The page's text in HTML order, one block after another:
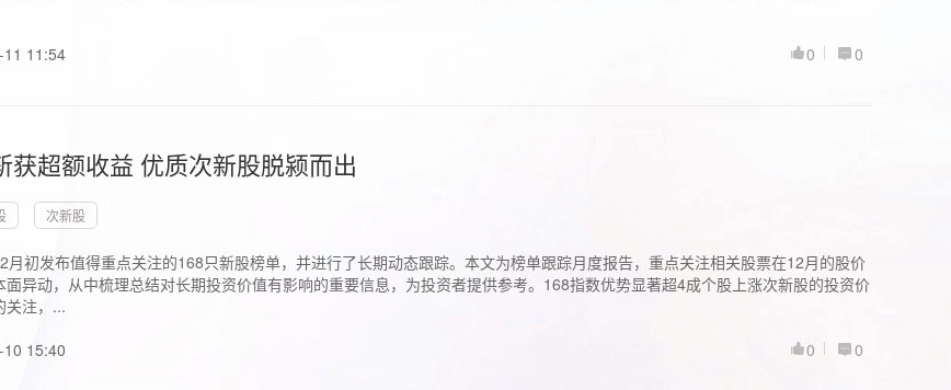
11:54 0
0
获超额收益 优质次新股脱颍而出
次新股
月初发布值得重点关注的168只新股榜单，并进行了长期动态跟踪。本文为榜单跟踪月度报告，重点关注相关股票在12月的股价
面异动，从中梳理总结对长期投资价值有影响的重要信息，为投资者提供参考。168指数优势显著超4成个股上涨次新股的投资价
关注，...
15:40 0
0